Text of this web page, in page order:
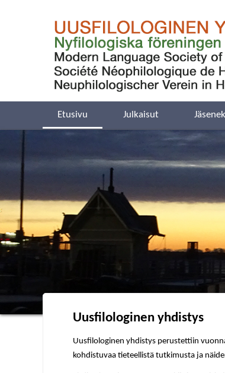
Uusfilologinen yhdistys
Uusfilologinen yhdistys perustettiin
kohdistuvaa tieteellistä tutkimusta ja
Etusivu Julkaisut